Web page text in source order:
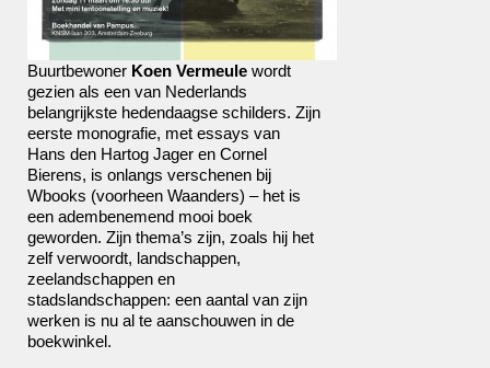
Buurtbewoner Koen Vermeule wordt
gezien als een van Nederlands
belangrijkste hedendaagse schilders. Zijn
eerste monografie, met essays van
Hans den Hartog Jager en Cornel
Bierens, is onlangs verschenen bij
Wbooks (voorheen Waanders) – het is
een adembenemend mooi boek
geworden. Zijn thema’s zijn, zoals hij het
zelf verwoordt, landschappen,
zeelandschappen en
stadslandschappen: een aantal van zijn
werken is nu al te aanschouwen in de
boekwinkel.